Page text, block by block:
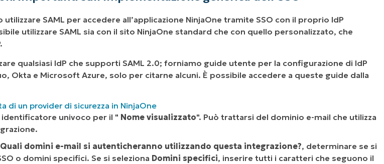
SAML per accedere all’applicazione NinjaOne tramite SSO con il proprio IdP
utilizzare SAML sia con il sito NinjaOne standard che con quello personalizzato, che
qualsiasi IdP che supporti SAML 2.0; forniamo guide utente per la configurazione di IdP
Okta e Microsoft Azure, solo per citarne alcuni. È possibile accedere a queste guide dalla
di un provider di sicurezza in NinjaOne
identificatore univoco per il " Nome visualizzato". Può trattarsi del dominio e-mail che utilizza
Quali domini e-mail si autenticheranno utilizzando questa integrazione?, determinare se si
o domini specifici. Se si seleziona Domini specifici, inserire tutti i caratteri che seguono il